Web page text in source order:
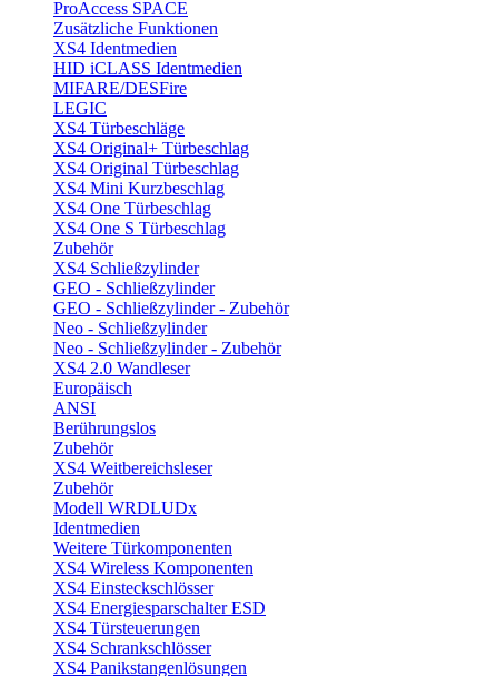
ProAccess SPACE
Zusätzliche Funktionen
XS4 Identmedien
HID iCLASS Identmedien
MIFARE/DESFire
LEGIC
XS4 Türbeschläge
XS4 Original+ Türbeschlag
XS4 Original Türbeschlag
XS4 Mini Kurzbeschlag
XS4 One Türbeschlag
XS4 One S Türbeschlag
Zubehör
XS4 Schließzylinder
GEO - Schließzylinder
GEO - Schließzylinder - Zubehör
Neo - Schließzylinder
Neo - Schließzylinder - Zubehör
XS4 2.0 Wandleser
Europäisch
ANSI
Berührungslos
Zubehör
XS4 Weitbereichsleser
Zubehör
Modell WRDLUDx
Identmedien
Weitere Türkomponenten
XS4 Wireless Komponenten
XS4 Einsteckschlösser
XS4 Energiesparschalter ESD
XS4 Türsteuerungen
XS4 Schrankschlösser
XS4 Panikstangenlösungen